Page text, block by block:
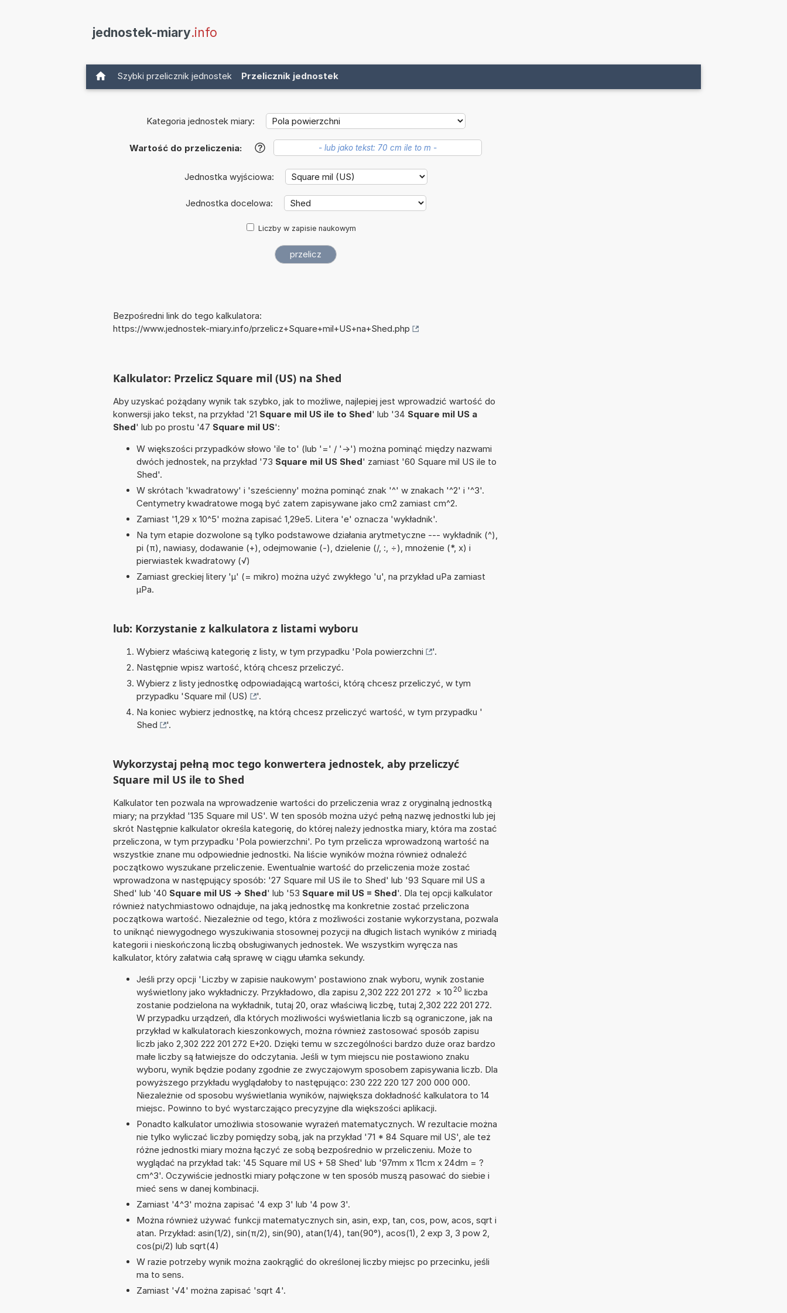
jednostek-miary.info
Szybki przelicznik jednostek Przelicznik jednostek
Kategoria jednostek miary:
Wartość do przeliczenia: ?
Jednostka wyjściowa:
Jednostka docelowa:
Liczby w zapisie naukowym
Bezpośredni link do tego kalkulatora:
https://www.jednostek-miary.info/przelicz+Square+mil+US+na+Shed.php
Kalkulator: Przelicz Square mil (US) na Shed
Aby uzyskać pożądany wynik tak szybko, jak to możliwe, najlepiej jest wprowadzić wartość do
konwersji jako tekst, na przykład '21 Square mil US ile to Shed' lub '34 Square mil US a
Shed' lub po prostu '47 Square mil US':
W większości przypadków słowo 'ile to' (lub '=' / '->') można pominąć między nazwami
dwóch jednostek, na przykład '73 Square mil US Shed' zamiast '60 Square mil US ile to
Shed'.
W skrótach 'kwadratowy' i 'sześcienny' można pominąć znak '^' w znakach '^2' i '^3'.
Centymetry kwadratowe mogą być zatem zapisywane jako cm2 zamiast cm^2.
Zamiast '1,29 x 10^5' można zapisać 1,29e5. Litera 'e' oznacza 'wykładnik'.
Na tym etapie dozwolone są tylko podstawowe działania arytmetyczne --- wykładnik (^),
pi (π), nawiasy, dodawanie (+), odejmowanie (-), dzielenie (/, :, ÷), mnożenie (*, x) i
pierwiastek kwadratowy (√)
Zamiast greckiej litery 'µ' (= mikro) można użyć zwykłego 'u', na przykład uPa zamiast
µPa.
lub: Korzystanie z kalkulatora z listami wyboru
Wybierz właściwą kategorię z listy, w tym przypadku 'Pola powierzchni
'.
Następnie wpisz wartość, którą chcesz przeliczyć.
Wybierz z listy jednostkę odpowiadającą wartości, którą chcesz przeliczyć, w tym
przypadku 'Square mil (US)
'.
Na koniec wybierz jednostkę, na którą chcesz przeliczyć wartość, w tym przypadku '
Shed
'.
Wykorzystaj pełną moc tego konwertera jednostek, aby przeliczyć
Square mil US ile to Shed
Kalkulator ten pozwala na wprowadzenie wartości do przeliczenia wraz z oryginalną jednostką
miary; na przykład '135 Square mil US'. W ten sposób można użyć pełną nazwę jednostki lub jej
skrót Następnie kalkulator określa kategorię, do której należy jednostka miary, która ma zostać
przeliczona, w tym przypadku 'Pola powierzchni'. Po tym przelicza wprowadzoną wartość na
wszystkie znane mu odpowiednie jednostki. Na liście wyników można również odnaleźć
początkowo wyszukane przeliczenie. Ewentualnie wartość do przeliczenia może zostać
wprowadzona w następujący sposób: '27 Square mil US ile to Shed' lub '93 Square mil US a
Shed' lub '40 Square mil US -> Shed' lub '53 Square mil US = Shed'. Dla tej opcji kalkulator
również natychmiastowo odnajduje, na jaką jednostkę ma konkretnie zostać przeliczona
początkowa wartość. Niezależnie od tego, która z możliwości zostanie wykorzystana, pozwala
to uniknąć niewygodnego wyszukiwania stosownej pozycji na długich listach wyników z miriadą
kategorii i nieskończoną liczbą obsługiwanych jednostek. We wszystkim wyręcza nas
kalkulator, który załatwia całą sprawę w ciągu ułamka sekundy.
Jeśli przy opcji 'Liczby w zapisie naukowym' postawiono znak wyboru, wynik zostanie
wyświetlony jako wykładniczy. Przykładowo, dla zapisu 2,302 222 201 272 × 10 20 liczba
zostanie podzielona na wykładnik, tutaj 20, oraz właściwą liczbę, tutaj 2,302 222 201 272.
W przypadku urządzeń, dla których możliwości wyświetlania liczb są ograniczone, jak na
przykład w kalkulatorach kieszonkowych, można również zastosować sposób zapisu
liczb jako 2,302 222 201 272 E+20. Dzięki temu w szczególności bardzo duże oraz bardzo
małe liczby są łatwiejsze do odczytania. Jeśli w tym miejscu nie postawiono znaku
wyboru, wynik będzie podany zgodnie ze zwyczajowym sposobem zapisywania liczb. Dla
powyższego przykładu wyglądałoby to następująco: 230 222 220 127 200 000 000.
Niezależnie od sposobu wyświetlania wyników, największa dokładność kalkulatora to 14
miejsc. Powinno to być wystarczająco precyzyjne dla większości aplikacji.
Ponadto kalkulator umożliwia stosowanie wyrażeń matematycznych. W rezultacie można
nie tylko wyliczać liczby pomiędzy sobą, jak na przykład '71 * 84 Square mil US', ale też
różne jednostki miary można łączyć ze sobą bezpośrednio w przeliczeniu. Może to
wyglądać na przykład tak: '45 Square mil US + 58 Shed' lub '97mm x 11cm x 24dm = ?
cm^3'. Oczywiście jednostki miary połączone w ten sposób muszą pasować do siebie i
mieć sens w danej kombinacji.
Zamiast '4^3' można zapisać '4 exp 3' lub '4 pow 3'.
Można również używać funkcji matematycznych sin, asin, exp, tan, cos, pow, acos, sqrt i
atan. Przykład: asin(1/2), sin(π/2), sin(90), atan(1/4), tan(90°), acos(1), 2 exp 3, 3 pow 2,
cos(pi/2) lub sqrt(4)
W razie potrzeby wynik można zaokrąglić do określonej liczby miejsc po przecinku, jeśli
ma to sens.
Zamiast '√4' można zapisać 'sqrt 4'.